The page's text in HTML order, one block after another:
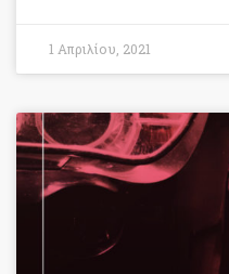
1 Απριλίου, 2021